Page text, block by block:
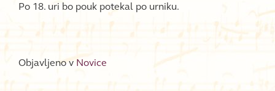
Po 18. uri bo pouk potekal po urniku.
Objavljeno vNovice